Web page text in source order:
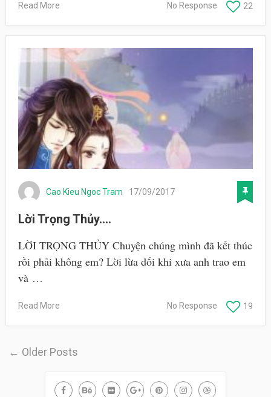
Read More 22
No Response
Cao Kieu Ngoc Tram 17/09/2017
Lời Trọng Thủy….
LỜI TRỌNG THỦY Chuyện chúng mình đã kết thúc
rồi phải không em? Lời lừa dối khi xưa anh trao em
và …
Read More 19
No Response
← Older Posts